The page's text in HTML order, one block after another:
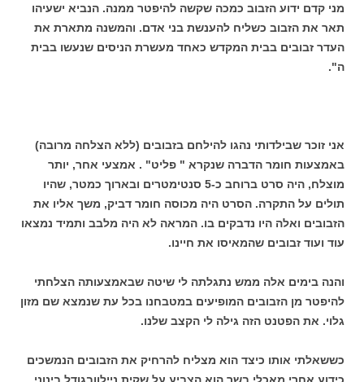
מני קדם ידוע הזבוב כמכה שקשה להיפטר ממנה. הנביא ישעיהו
תאר את הזבוב כשליח להענשת בני אדם. והמשנה מתארת את
העדר זבובים בבית המקדש כאחד מעשרת הניסים שנעשו בבית
ה".
אני זוכר שבילדותי נהגו להילחם בזבובים (ללא הצלחה מרובה)
באמצעות חומר הדברה שנקרא " פליט" . אמצעי אחר, יותר
מוצלח, היה סרט ברוחב כ-5 סנטימטרים ובארוך כמטר, שהיו
תולים על התקרה. הסרט היה מכוסה חומר דביק, משך אליו את
הזבובים ואלה היו נדבקים בו. המראה לא היה מלבב ותמיד נמצאו
עוד ועוד זבובים שהמאיסו את חיינו.
והנה בימים אלה ממש נתגלתה לי שיטה שבאמצעותה הצלחתי
להיפטר מן הזבובים המופיעים במטבחנו בכל עת שנמצא שם מזון
גלוי. את הפטנט הזה גילה לי הקצב שלנו.
כששאלתי אותו כיצד הוא מצליח להרחיק את הזבובים הנמשכים